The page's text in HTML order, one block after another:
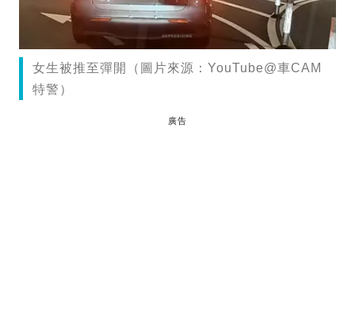
女生被推至彈開（圖片來源：YouTube@車CAM
特警）
廣告